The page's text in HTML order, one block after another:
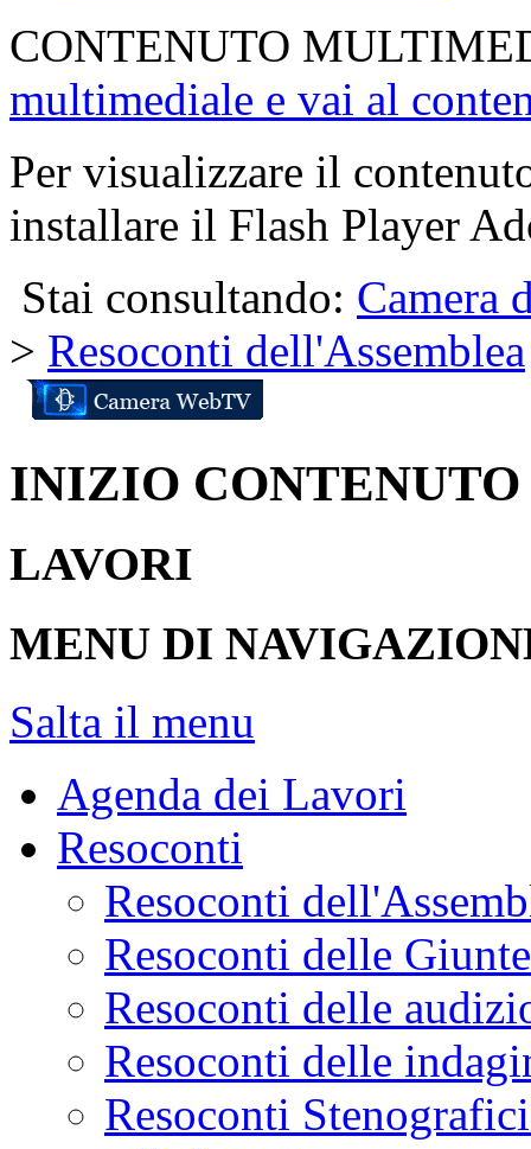
CONTENUTO
multimediale e vai al
Per visualizzare il
installare il Flash Player
Stai consultando: Camera
> Resoconti dell'Assemblea
INIZIO CONTENUTO
LAVORI
MENU DI
Salta il menu
Agenda dei Lavori
Resoconti
Resoconti
Resoconti delle
Resoconti delle
Resoconti delle
Resoconti